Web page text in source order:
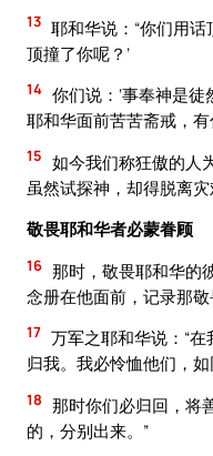
13 耶和华说：“你们用
顶撞了你呢？’
14 你们说：‘事奉神是
耶和华面前苦苦斋戒，有
15 如今我们称狂傲的人
虽然试探神，却得脱离灾
敬畏耶和华者必蒙眷顾
16 那时，敬畏耶和华的
念册在他面前，记录那敬
17 万军之耶和华说：“
归我。我必怜恤他们，如
18 那时你们必归回，将
的，分别出来。”